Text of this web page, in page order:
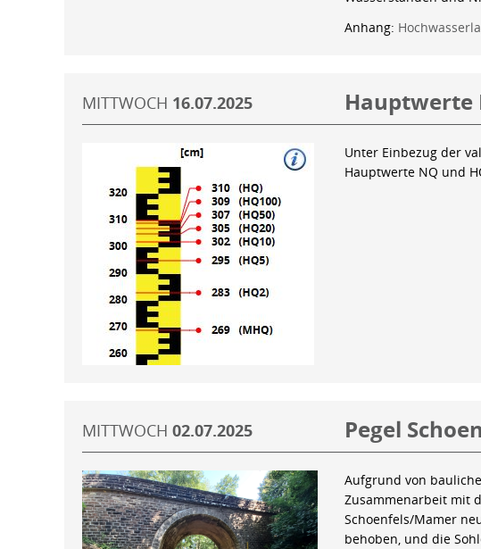
Anhang:
MITTWOCH 16.07.2025 Hauptwerte
Unter Einbezug der
Hauptwerte NQ und
MITTWOCH 02.07.2025 Pegel
Aufgrund von
Zusammenarbeit mit
Schoenfels/Mamer
behoben, und die